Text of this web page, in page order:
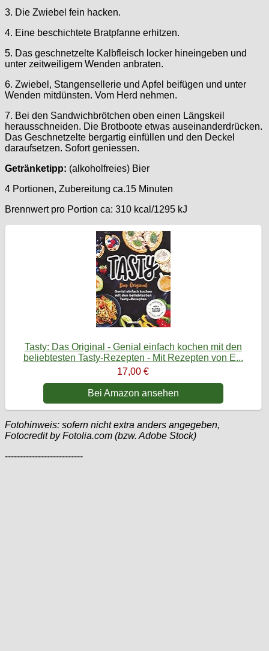
3. Die Zwiebel fein hacken.
4. Eine beschichtete Bratpfanne erhitzen.
5. Das geschnetzelte Kalbfleisch locker hineingeben und
unter zeitweiligem Wenden anbraten.
6. Zwiebel, Stangensellerie und Apfel beifügen und unter
Wenden mitdünsten. Vom Herd nehmen.
7. Bei den Sandwichbrötchen oben einen Längskeil
herausschneiden. Die Brotboote etwas auseinanderdrücken.
Das Geschnetzelte bergartig einfüllen und den Deckel
daraufsetzen. Sofort geniessen.
Getränketipp: (alkoholfreies) Bier
4 Portionen, Zubereitung ca.15 Minuten
Brennwert pro Portion ca: 310 kcal/1295 kJ
Tasty: Das Original - Genial einfach kochen mit den
beliebtesten Tasty-Rezepten - Mit Rezepten von E...
17,00 €
Bei Amazon ansehen
Fotohinweis: sofern nicht extra anders angegeben,
Fotocredit by Fotolia.com (bzw. Adobe Stock)
--------------------------